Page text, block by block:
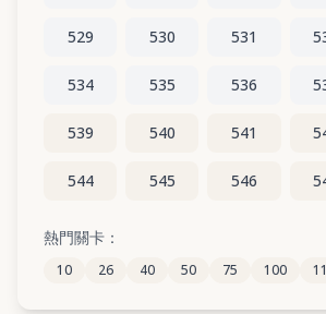
529 530 531
534 535 536
539 540 541
544 545 546
549
554 555 556
熱門關卡：
10 26 40 50 75 100